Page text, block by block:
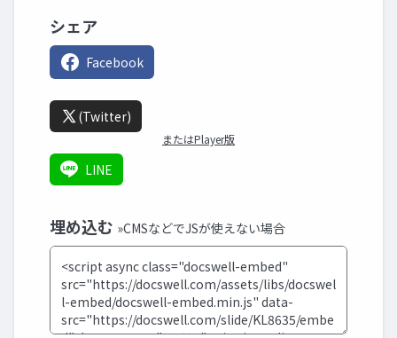
シェア
Facebook
(Twitter)
またはPlayer版
LINE
埋め込む »CMSなどでJSが使えない場合